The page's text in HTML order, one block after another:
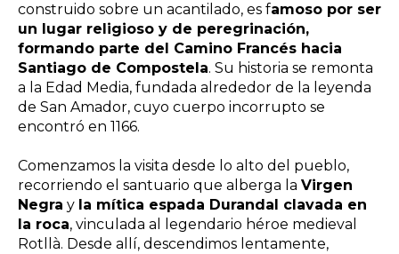
construido sobre un acantilado, es famoso por ser
un lugar religioso y de peregrinación,
formando parte del Camino Francés hacia
Santiago de Compostela. Su historia se remonta
a la Edad Media, fundada alrededor de la leyenda
de San Amador, cuyo cuerpo incorrupto se
encontró en 1166.
Comenzamos la visita desde lo alto del pueblo,
recorriendo el santuario que alberga la Virgen
Negra y la mítica espada Durandal clavada en
la roca, vinculada al legendario héroe medieval
Rotllà. Desde allí, descendimos lentamente,